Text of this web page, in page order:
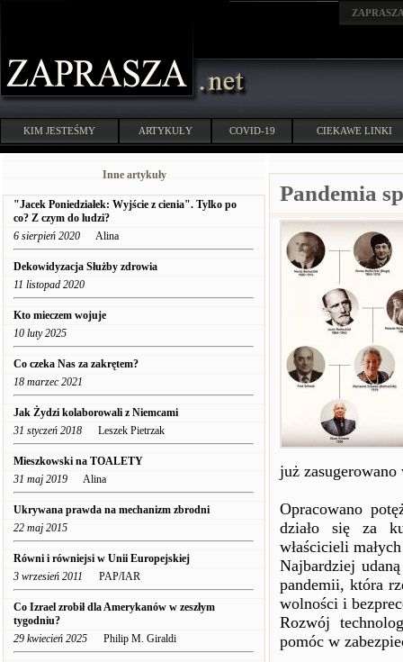
KIM JESTEŚMY ARTYKUŁY COVID-19 CIEKAWE LINKI
Inne artykuły
"Jacek Poniedziałek: Wyjście z cienia". Tylko po
co? Z czym do ludzi?
6 sierpień 2020 Alina
Dekowidyzacja Służby zdrowia
11 listopad 2020
Kto mieczem wojuje
10 luty 2025
Co czeka Nas za zakrętem?
18 marzec 2021
Jak Żydzi kolaborowali z Niemcami
31 styczeń 2018 Leszek Pietrzak
Mieszkowski na TOALETY
31 maj 2019 Alina
Ukrywana prawda na mechanizm zbrodni
22 maj 2015
Równi i równiejsi w Unii Europejskiej
3 wrzesień 2011 PAP/IAR
Co Izrael zrobił dla Amerykanów w zeszłym
tygodniu?
29 kwiecień 2025 Philip M. Giraldi
Pandemia
już
Opracowano
działo się za
właścicieli
Najbardziej
pandemii, która
wolności i
Rozwój
pomóc w